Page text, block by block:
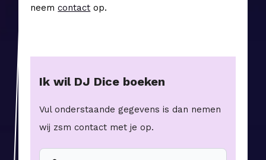
neemcontact op.
Ik wil DJ Dice boeken
Vul onderstaande gegevens is dan nemen
wij zsm contact met je op.